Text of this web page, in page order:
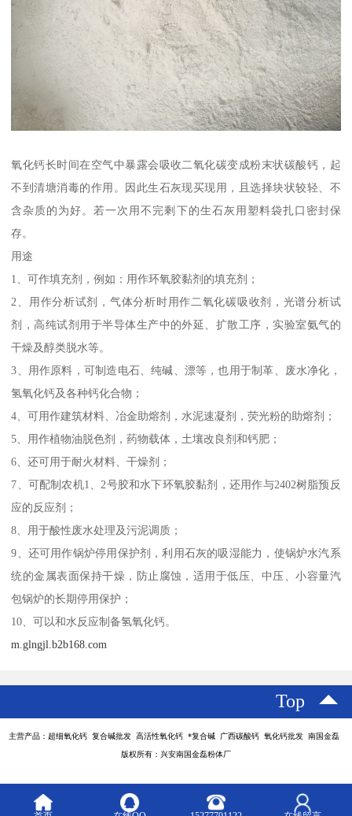
氧化钙长时间在空气中暴露会吸收二氧化碳变成粉末状碳酸钙，起
不到清塘消毒的作用。因此生石灰现买现用，且选择块状较轻、不
含杂质的为好。若一次用不完剩下的生石灰用塑料袋扎口密封保
存。
用途
1、可作填充剂，例如：用作环氧胶黏剂的填充剂；
2、用作分析试剂，气体分析时用作二氧化碳吸收剂，光谱分析试
剂，高纯试剂用于半导体生产中的外延、扩散工序，实验室氨气的
干燥及醇类脱水等。
3、用作原料，可制造电石、纯碱、漂等，也用于制革、废水净化，
氢氧化钙及各种钙化合物；
4、可用作建筑材料、冶金助熔剂，水泥速凝剂，荧光粉的助熔剂；
5、用作植物油脱色剂，药物载体，土壤改良剂和钙肥；
6、还可用于耐火材料、干燥剂；
7、可配制农机1、2号胶和水下环氧胶黏剂，还用作与2402树脂预反
应的反应剂；
8、用于酸性废水处理及污泥调质；
9、还可用作锅炉停用保护剂，利用石灰的吸湿能力，使锅炉水汽系
统的金属表面保持干燥，防止腐蚀，适用于低压、中压、小容量汽
包锅炉的长期停用保护；
10、可以和水反应制备氢氧化钙。
m.glngjl.b2b168.com
Top
主营产品：超细氧化钙 复合碱批发 高活性氧化钙 *复合碱 广西碳酸钙 氧化钙批发 南国金磊
版权所有：兴安南国金磊粉体厂